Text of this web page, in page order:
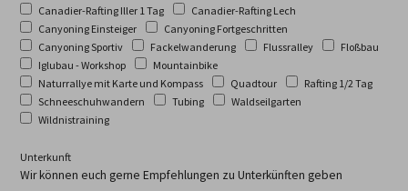
Canadier-Rafting Iller 1 Tag
Canadier-Rafting Lech
Canyoning Einsteiger
Canyoning Fortgeschritten
Canyoning Sportiv
Fackelwanderung Flussralley
Floßbau
Iglubau - Workshop
Mountainbike
Naturrallye mit Karte und Kompass
Quadtour
Rafting 1/2 Tag
Schneeschuhwandern
Tubing
Waldseilgarten
Wildnistraining
Unterkunft
Wir können euch gerne Empfehlungen zu Unterkünften geben